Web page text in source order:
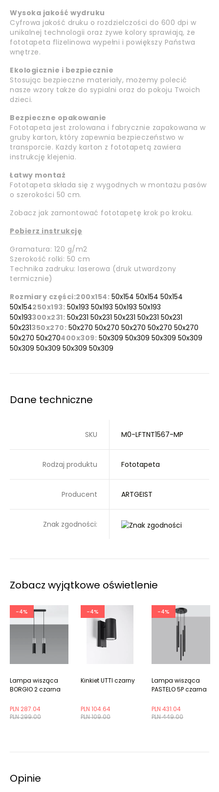
Wysoka jakość wydruku
Cyfrowa jakość druku o rozdzielczości do 600 dpi w
unikalnej technologii oraz żywe kolory sprawiają, że
fototapeta flizelinowa wypełni i powiększy Państwa
wnętrze.
Ekologicznie i bezpiecznie
Stosując bezpieczne materiały, możemy polecić
nasze wzory także do sypialni oraz do pokoju Twoich
dzieci.
Bezpieczne opakowanie
Fototapeta jest zrolowana i fabrycznie zapakowana w
gruby karton, który zapewnia bezpieczeństwo w
transporcie. Każdy karton z fototapetą zawiera
instrukcję klejenia.
Łatwy montaż
Fototapeta składa się z wygodnych w montażu pasów
o szerokości 50 cm.
Zobacz jak zamontować fototapetę krok po kroku.
Pobierz instrukcję
Gramatura: 120 g/m2
Szerokość rolki: 50 cm
Technika zadruku: laserowa (druk utwardzony
termicznie)
Rozmiary części:200x154: 50x154 50x154 50x154
50x154250x193: 50x193 50x193 50x193 50x193
50x193300x231: 50x231 50x231 50x231 50x231 50x231
50x231350x270: 50x270 50x270 50x270 50x270 50x270
50x270 50x270400x309: 50x309 50x309 50x309 50x309
50x309 50x309 50x309 50x309
Dane techniczne
SKU M0-LFTNT1567-MP
Rodzaj produktu Fototapeta
Producent ARTGEIST
Znak zgodności:
Zobacz wyjątkowe oświetlenie
-4%
PLN 299.00
PLN 287.04
Lampa wisząca
BORGIO 2 czarna
-4%
PLN 109.00
PLN 104.64
Kinkiet UTTI czarny
-4%
PLN 449.00
PLN 431.04
Lampa wisząca
PASTELO 5P czarna
Opinie